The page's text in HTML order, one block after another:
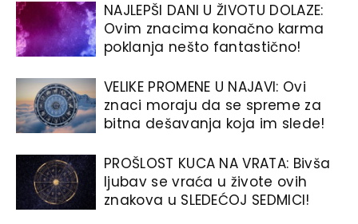
NAJLEPŠI DANI U ŽIVOTU DOLAZE:
Ovim znacima konačno karma
poklanja nešto fantastično!
VELIKE PROMENE U NAJAVI: Ovi
znaci moraju da se spreme za
bitna dešavanja koja im slede!
PROŠLOST KUCA NA VRATA: Bivša
ljubav se vraća u živote ovih
znakova u SLEDEĆOJ SEDMICI!